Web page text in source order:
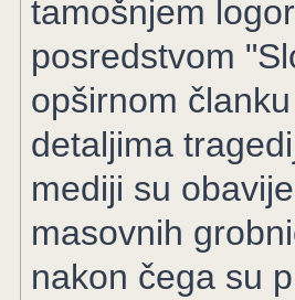
tamošnjem
posredstvom
opširnom
detaljima
mediji su
masovnih
nakon čega su